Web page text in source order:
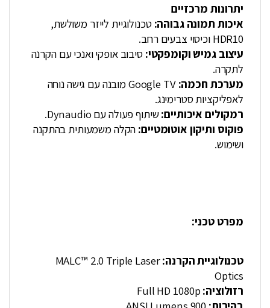
יתרונות מרכזיים
איכות תמונה גבוהה: טכנולוגיית לייזר משולשת,
HDR10 וכיסוי צבעים רחב.
עיצוב גמיש וקומפקטי: סיבוב אופקי ואנכי עם הקרנה
לתקרה.
מערכת חכמה:
Google TV מובנה עם גישה נוחה
לאפליקציות סטרימינג.
רמקולים איכותיים:שיתוף פעולה עם Dynaudio.
פוקוס ותיקון אוטומטיים: הקלה משמעותית בהתקנה
ושימוש.
מפרט טכני:
טכנולוגיית הקרנה:MALC™ 2.0 Triple Laser
Optics
רזולוציה: